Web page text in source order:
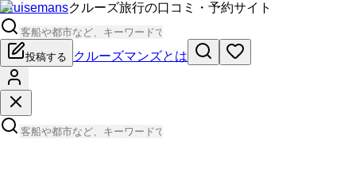
Cruisemansクルーズ旅行の口コミ・予約サイト
投稿する クルーズマンズとは